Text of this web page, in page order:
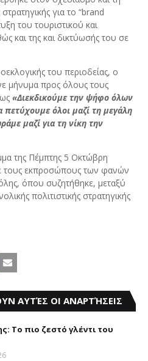
για το “brand
του τουριστικού και
και της και δικτύωσής του σε
του περιοδείας, ο
μήνυμα προς όλους τους
«Διεκδικούμε την ψήφο όλων
όλοι μαζί τη μεγάλη
μαζί για τη νίκη την
της Πέμπτης 5 Οκτώβρη
τους εκπροσώπους των φανών
όπου συζητήθηκε, μεταξύ
πολιτιστικής στρατηγικής
ΑΥΤΈΣ ΟΙ ΑΝΑΡΤΉΣΕΙΣ
Το πιο ζεστό γλέντι του